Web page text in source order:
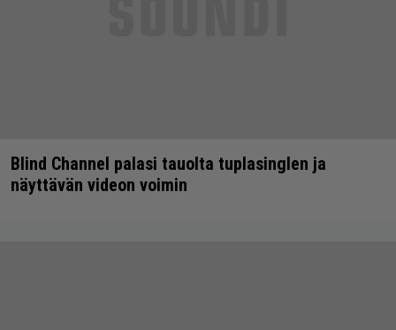
Blind Channel palasi tauolta tuplasinglen ja
näyttävän videon voimin